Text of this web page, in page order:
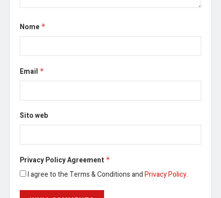
Nome *
Email *
Sito web
Privacy Policy Agreement *
I agree to the Terms & Conditions andPrivacy Policy.